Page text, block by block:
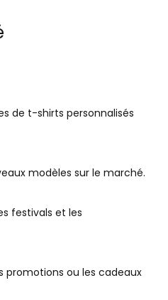
de t-shirts personnalisés
modèles sur le marché.
festivals et les
promotions ou les cadeaux